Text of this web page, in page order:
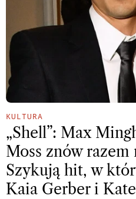
KULTURA
„Shell”: Max
Moss znów razem
Szykują hit, w
Kaia Gerber i